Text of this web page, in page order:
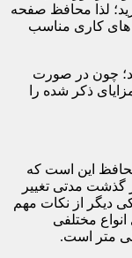
لذا محافظ صفحه
های کاری مناسب
چون در صورت
ذکر شده را
این است که
مدتی تغییر
دیگر از نکات مهم
مختلفی